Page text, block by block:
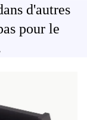
d'autres
pour le